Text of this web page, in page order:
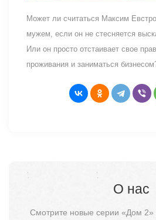
Может ли считаться Максим
мужем, если он не стесняется
Или он просто отстаивает свое
проживания и заниматься
О нас
Смотрите новые серии «Дом